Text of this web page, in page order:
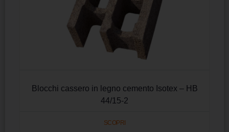
Blocchi cassero in legno cemento Isotex – HB
44/15-2
SCOPRI